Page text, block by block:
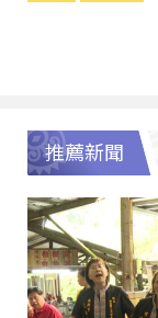
推薦新聞